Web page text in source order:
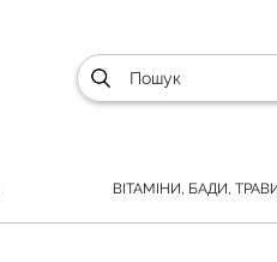
ВІТАМІНИ, БАДИ,